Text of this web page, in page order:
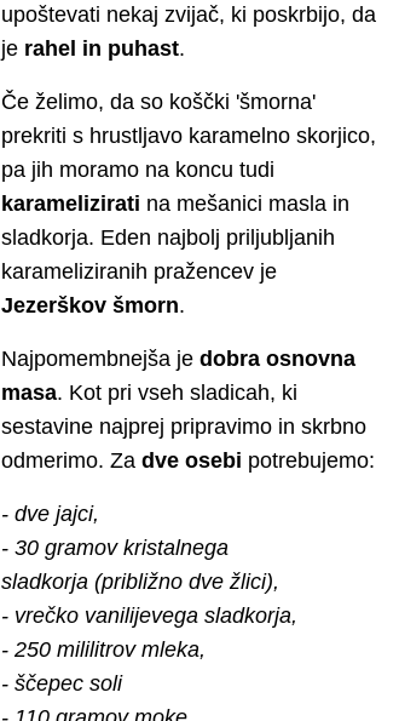
upoštevati nekaj zvijač, ki poskrbijo, da
je rahel in puhast.
Če želimo, da so koščki 'šmorna'
prekriti s hrustljavo karamelno skorjico,
pa jih moramo na koncu tudi
karamelizirati na mešanici masla in
sladkorja. Eden najbolj priljubljanih
karameliziranih pražencev je
Jezerškov šmorn.
Najpomembnejša je dobra osnovna
masa. Kot pri vseh sladicah, ki
sestavine najprej pripravimo in skrbno
odmerimo. Za dve osebi potrebujemo:
- dve jajci,
- 30 gramov kristalnega
sladkorja (približno dve žlici),
- vrečko vanilijevega sladkorja,
- 250 mililitrov mleka,
- ščepec soli